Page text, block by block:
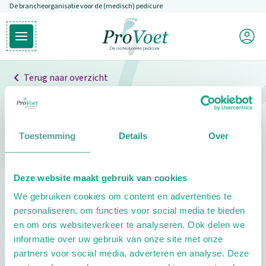
Toestemming Details Over
Deze website maakt gebruik van cookies
We gebruiken cookies om content en advertenties te
personaliseren, om functies voor social media te bieden
en om ons websiteverkeer te analyseren. Ook delen we
informatie over uw gebruik van onze site met onze
partners voor social media, adverteren en analyse. Deze
Overslaan en naar de inhoud gaan
De brancheorganisatie voor de (medisch) pedicure
Open hoofdmenu
Ga naar de homepagina
Mijn
Terug naar overzicht
Professionals
Pedicure niet gevonden
pedicure.